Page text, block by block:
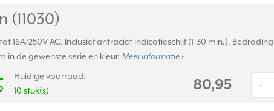
(11030)
250V AC. Inclusief antraciet indicatieschijf (1-30 min.).
in de gewenste serie en kleur. Meer informatie »
Huidige voorraad:
10 stuk(s)
80,95 -